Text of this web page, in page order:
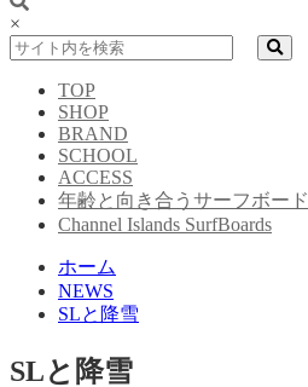
×
TOP
SHOP
BRAND
SCHOOL
ACCESS
年齢と向き合うサーフボード
Channel Islands SurfBoards
ホーム
NEWS
SLと降雪
SLと降雪